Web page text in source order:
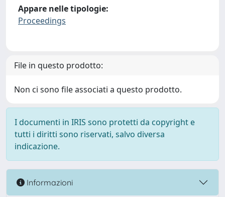
Appare nelle tipologie:
Proceedings
File in questo prodotto:
Non ci sono file associati a questo prodotto.
I documenti in IRIS sono protetti da copyright e
tutti i diritti sono riservati, salvo diversa
indicazione.
Informazioni